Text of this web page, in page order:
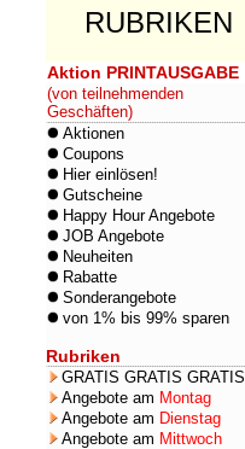
RUBRIKEN
Aktion PRINTAUSGABE
(von teilnehmenden
Geschäften)
Aktionen
Coupons
Hier einlösen!
Gutscheine
Happy Hour Angebote
JOB Angebote
Neuheiten
Rabatte
Sonderangebote
von 1% bis 99% sparen
Rubriken
GRATIS GRATIS GRATIS
Angebote am Montag
Angebote am Dienstag
Angebote am Mittwoch